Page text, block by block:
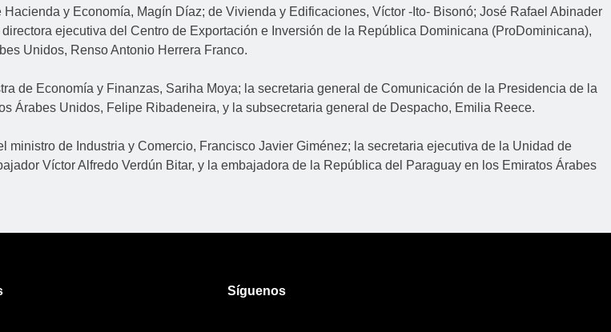
y Economía, Magín Díaz; de Vivienda y Edificaciones, Víctor -Ito- Bisonó; José Rafael Abinader
ejecutiva del Centro de Exportación e Inversión de la República Dominicana (ProDominicana),
Unidos, Renso Antonio Herrera Franco.
de Economía y Finanzas, Sariha Moya; la secretaria general de Comunicación de la Presidencia de la
Árabes Unidos, Felipe Ribadeneira, y la subsecretaria general de Despacho, Emilia Reece.
de Industria y Comercio, Francisco Javier Giménez; la secretaria ejecutiva de la Unidad de
Víctor Alfredo Verdún Bitar, y la embajadora de la República del Paraguay en los Emiratos Árabes
Síguenos